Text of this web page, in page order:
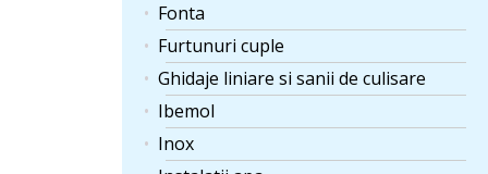
Fonta
Furtunuri cuple
Ghidaje liniare si sanii de culisare
Ibemol
Inox